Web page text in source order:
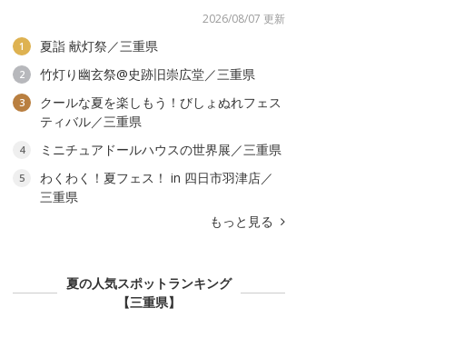
2026/08/07 更新
1 夏詣 献灯祭／三重県
2 竹灯り幽玄祭@史跡旧崇広堂／三重県
3
クールな夏を楽しもう！びしょぬれフェス
ティバル／三重県
4 ミニチュアドールハウスの世界展／三重県
5
わくわく！夏フェス！ in 四日市羽津店／
三重県
もっと見る
夏の人気スポットランキング
【三重県】